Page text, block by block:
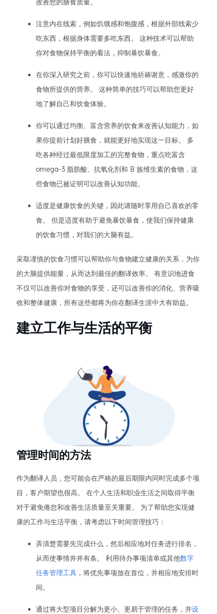
改善您的膳食质量。
注意内在线索，例如饥饿感和饱腹感，根据外部线索少
吃东西，根据身体需要多吃东西。 这种技术可以帮助
你对食物保持平衡的看法，抑制暴饮暴食。
在你深入研究之前，你可以快速地祈祷谢意，感激你的
食物所提供的营养。 这种简单的技巧可以帮助您更好
地了解自己和饮食体验。
你可以通过均衡、富含营养的饮食来改善认知能力，如
果你提前计划好膳食，就能更好地实现这一目标。 多
吃各种经过最低限度加工的完整食物，重点吃富含
omega-3 脂肪酸、抗氧化剂和 B 族维生素的食物，这
些食物已被证明可以改善认知功能。
适度是健康饮食的关键，因此请随时享用自己喜欢的零
食。 但是适度有助于避免暴饮暴食，使我们保持健康
的饮食习惯，对我们的大脑有益。
采取谨慎的饮食习惯可以帮助你与食物建立健康的关系，为你
的大脑提供能量，从而达到最佳的翻译效率。 有意识地进食
不仅可以改善你对食物的享受，还可以改善你的消化、营养吸
收和整体健康，所有这些都将为你在翻译生涯中大有助益。
建立工作与生活的平衡
管理时间的方法
作为翻译人员，您可能会在严格的最后期限内同时完成多个项
目，客户期望也很高。 在个人生活和职业生活之间取得平衡
对于避免倦怠和改善生活质量至关重要。 为了帮助您实现健
康的工作与生活平衡，请考虑以下时间管理技巧：
弄清楚需要先完成什么，然后相应地对任务进行排名，
从而使事情井井有条。 利用待办事项清单或其他数字
任务管理工具 ，将优先事项放在首位，并相应地安排时
间。
通过将大型项目分解为更小、更易于管理的任务，并设